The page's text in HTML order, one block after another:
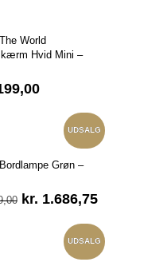
World
Hvid Mini –
UDSALG
Grøn –
Den
kr. 2.249,00.
kr. 1.686,75Den
pris
er:
kr.
UDSALG